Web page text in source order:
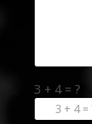
3 + 4 = ?